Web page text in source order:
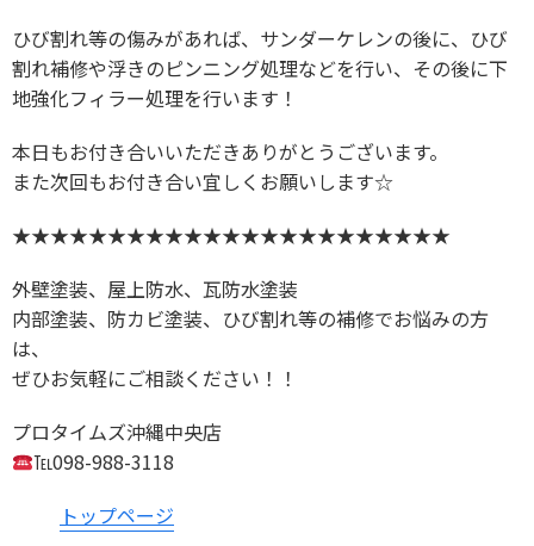
ひび割れ等の傷みがあれば、サンダーケレンの後に、ひび
割れ補修や浮きのピンニング処理などを行い、その後に下
地強化フィラー処理を行います！
本日もお付き合いいただきありがとうございます。
また次回もお付き合い宜しくお願いします☆
★★★★★★★★★★★★★★★★★★★★★★★
外壁塗装、屋上防水、瓦防水塗装
内部塗装、防カビ塗装、ひび割れ等の補修でお悩みの方
は、
ぜひお気軽にご相談ください！！
プロタイムズ沖縄中央店
℡098-988-3118
トップページ